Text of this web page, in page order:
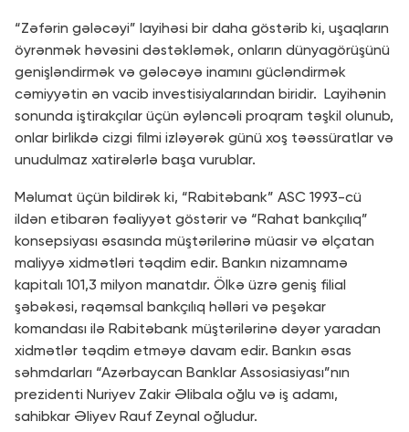
“Zəfərin gələcəyi” layihəsi bir daha göstərib ki, uşaqların
öyrənmək həvəsini dəstəkləmək, onların dünyagörüşünü
genişləndirmək və gələcəyə inamını gücləndirmək
cəmiyyətin ən vacib investisiyalarından biridir. Layihənin
sonunda iştirakçılar üçün əyləncəli proqram təşkil olunub,
onlar birlikdə cizgi filmi izləyərək günü xoş təəssüratlar və
unudulmaz xatirələrlə başa vurublar.
Məlumat üçün bildirək ki, “Rabitəbank” ASC 1993-cü
ildən etibarən fəaliyyət göstərir və “Rahat bankçılıq”
konsepsiyası əsasında müştərilərinə müasir və əlçatan
maliyyə xidmətləri təqdim edir. Bankın nizamnamə
kapitalı 101,3 milyon manatdır. Ölkə üzrə geniş filial
şəbəkəsi, rəqəmsal bankçılıq həlləri və peşəkar
komandası ilə Rabitəbank müştərilərinə dəyər yaradan
xidmətlər təqdim etməyə davam edir. Bankın əsas
səhmdarları “Azərbaycan Banklar Assosiasiyası”nın
prezidenti Nuriyev Zakir Əlibala oğlu və iş adamı,
sahibkar Əliyev Rauf Zeynal oğludur.